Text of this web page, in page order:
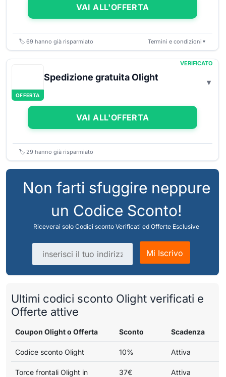
VAI ALL'OFFERTA
🏷️ 69 hanno già risparmiato Termini e condizioni ▼
OFFERTA
VERIFICATO
Spedizione gratuita Olight
VAI ALL'OFFERTA
🏷️ 29 hanno già risparmiato
Non farti sfuggire neppure
un Codice Sconto!
Riceverai solo Codici sconto Verificati ed Offerte Esclusive
Indirizzo email
Mi Iscrivo
Ultimi codici sconto Olight verificati e
Offerte attive
Coupon Olight o Offerta Sconto Scadenza
Codice sconto Olight 10% Attiva
Torce frontali Olight in
37€ Attiva